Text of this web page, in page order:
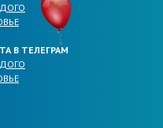
В ТЕЛЕГРАМ